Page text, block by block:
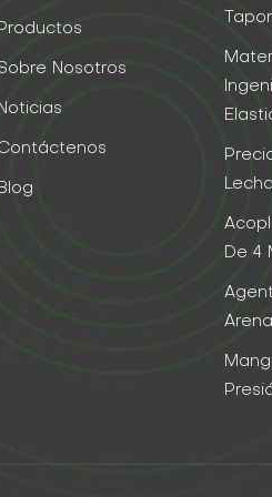
Productos
Nosotros
Noticias
Blog
De 4